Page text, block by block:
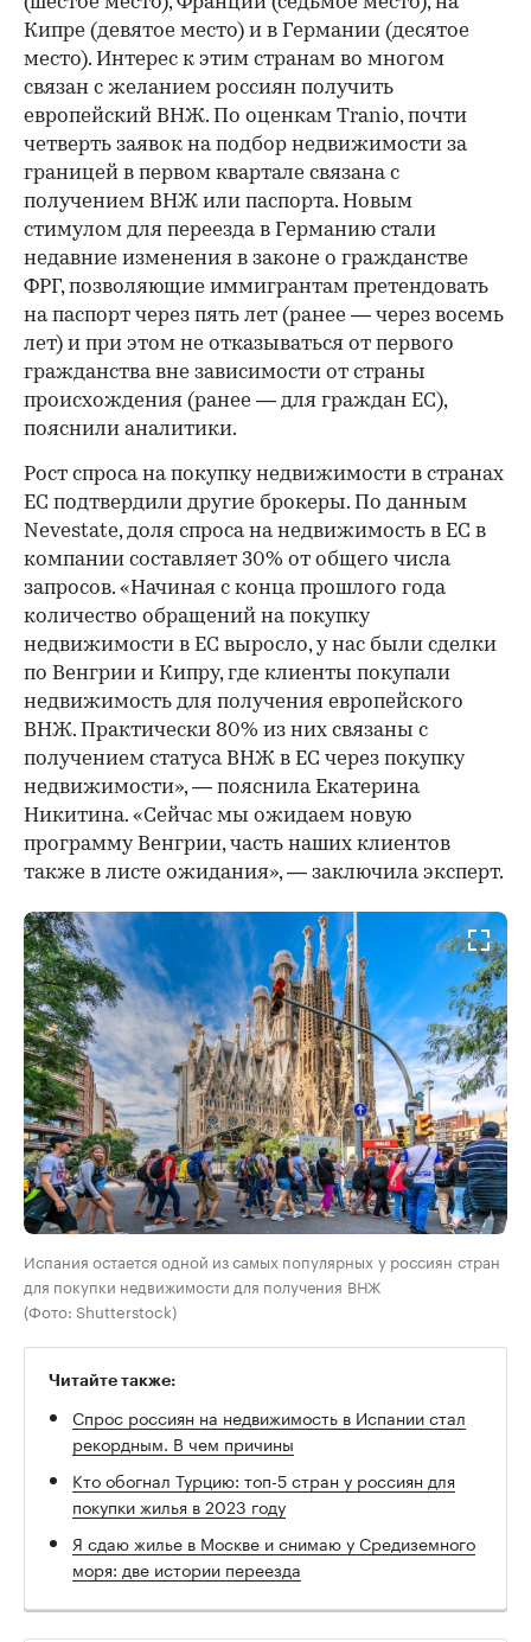
Кипре (девятое место) и в Германии (десятое
место). Интерес к этим странам во многом
связан с желанием россиян получить
европейский ВНЖ. По оценкам Tranio, почти
четверть заявок на подбор недвижимости за
границей в первом квартале связана с
получением ВНЖ или паспорта. Новым
стимулом для переезда в Германию стали
недавние изменения в законе о гражданстве
ФРГ, позволяющие иммигрантам претендовать
на паспорт через пять лет (ранее — через восемь
лет) и при этом не отказываться от первого
гражданства вне зависимости от страны
происхождения (ранее — для граждан ЕС),
пояснили аналитики.
Рост спроса на покупку недвижимости в странах
ЕС подтвердили другие брокеры. По данным
Nevestate, доля спроса на недвижимость в ЕС в
компании составляет 30% от общего числа
запросов. «Начиная с конца прошлого года
количество обращений на покупку
недвижимости в ЕС выросло, у нас были сделки
по Венгрии и Кипру, где клиенты покупали
недвижимость для получения европейского
ВНЖ. Практически 80% из них связаны с
получением статуса ВНЖ в ЕС через покупку
недвижимости», — пояснила Екатерина
Никитина. «Сейчас мы ожидаем новую
программу Венгрии, часть наших клиентов
также в листе ожидания», — заключила эксперт.
Испания остается одной из самых популярных у россиян стран
для покупки недвижимости для получения ВНЖ
(Фото: Shutterstock)
Читайте также:
Спрос россиян на недвижимость в Испании стал
рекордным. В чем причины
Кто обогнал Турцию: топ-5 стран у россиян для
покупки жилья в 2023 году
Я сдаю жилье в Москве и снимаю у Средиземного
моря: две истории переезда